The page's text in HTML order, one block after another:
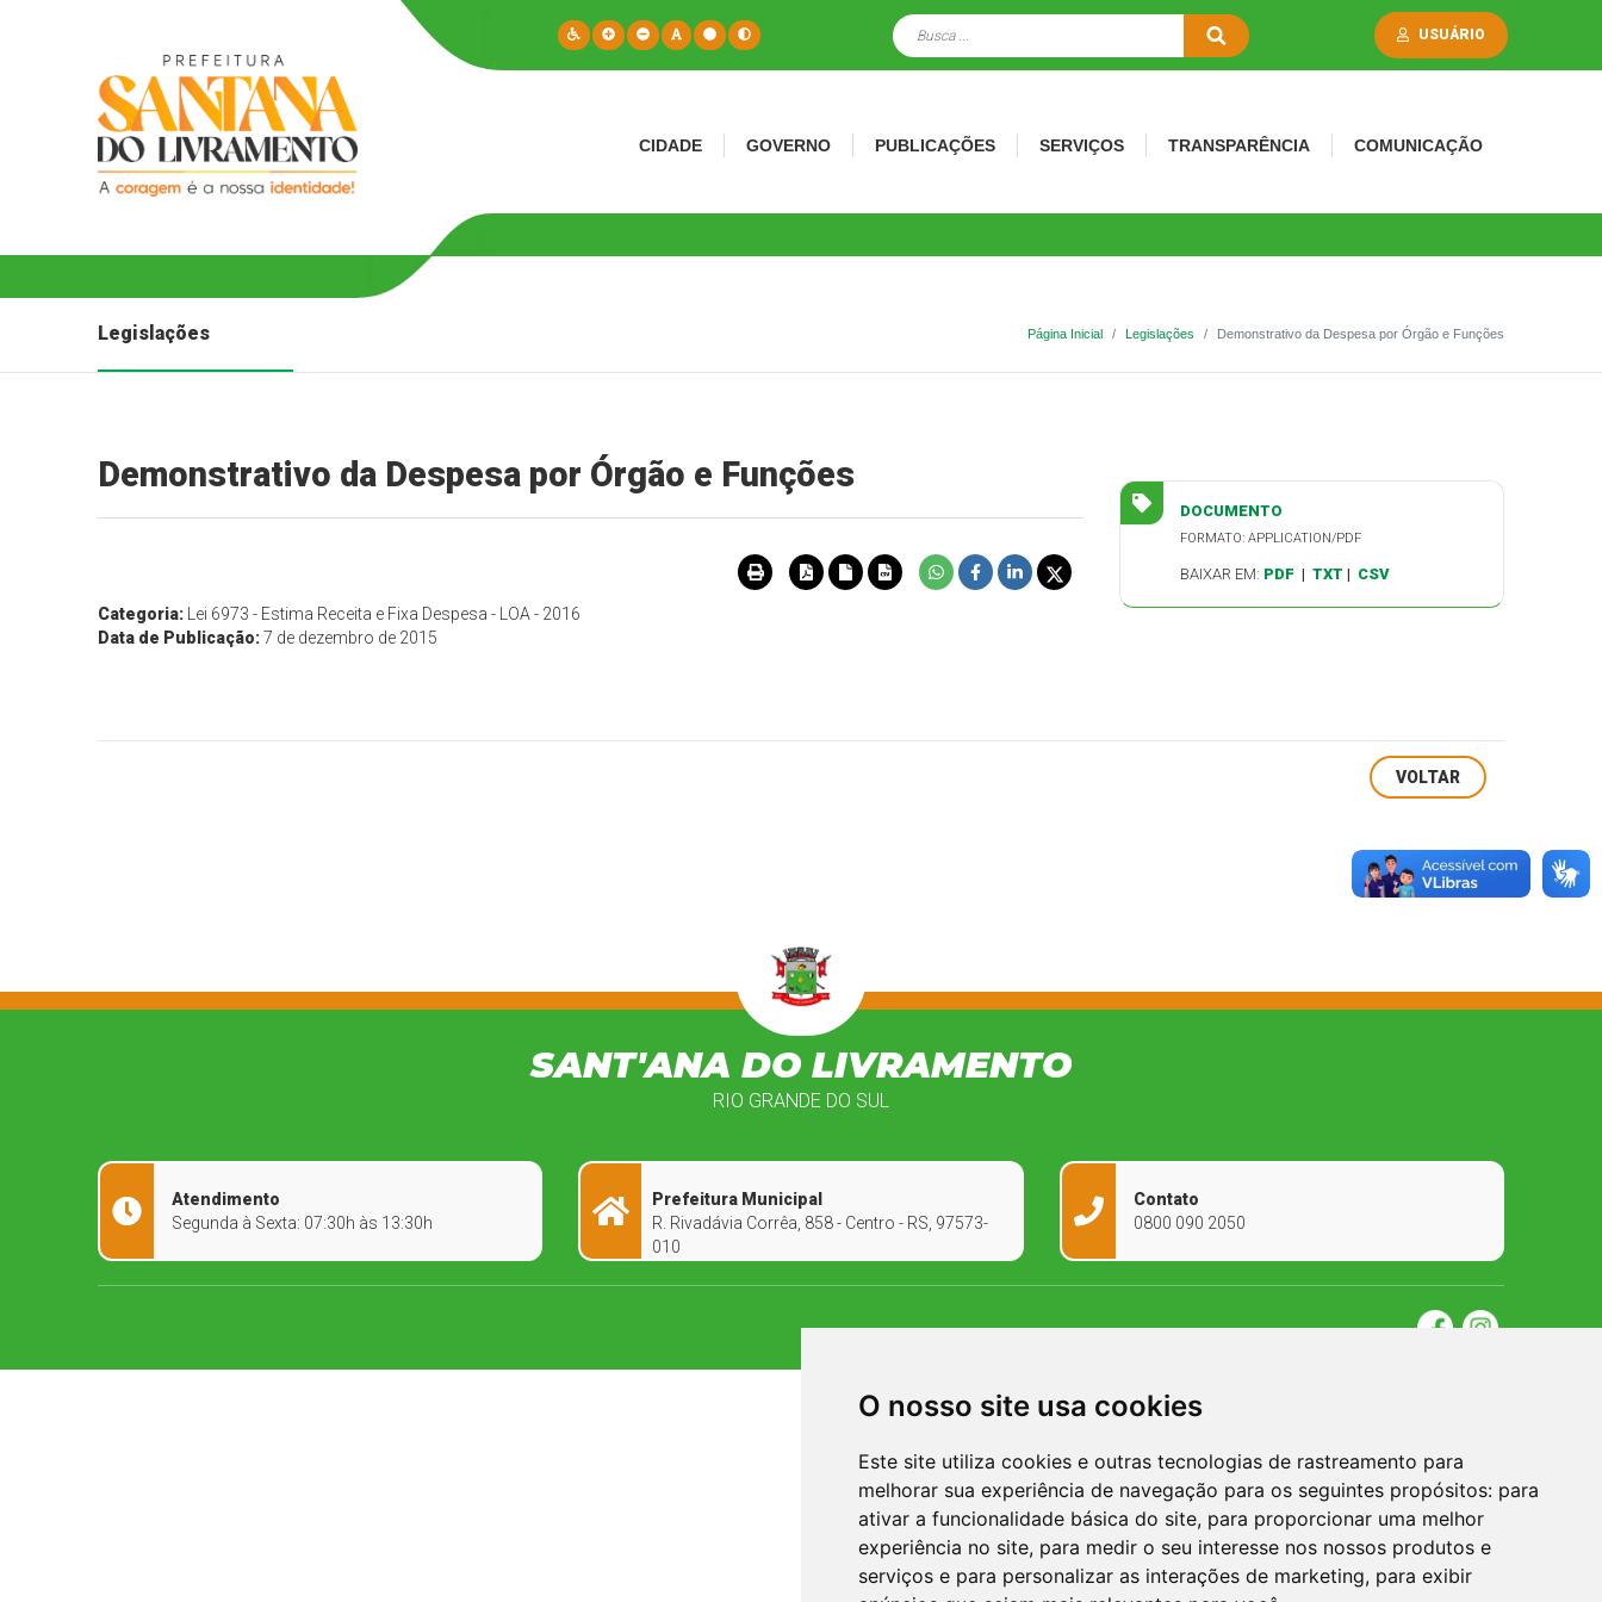
O nosso site usa cookies
Este site utiliza cookies e outras tecnologias de rastreamento para
melhorar sua experiência de navegação para os seguintes propósitos: para
ativar a funcionalidade básica do site, para proporcionar uma melhor
experiência no site, para medir o seu interesse nos nossos produtos e
serviços e para personalizar as interações de marketing, para exibir
USUÁRIO
CIDADE GOVERNO PUBLICAÇÕES SERVIÇOS TRANSPARÊNCIA COMUNICAÇÃO
Legislações Página Inicial Legislações Demonstrativo da Despesa por Órgão e Funções
Demonstrativo da Despesa por Órgão e Funções
Categoria: Lei 6973 - Estima Receita e Fixa Despesa - LOA - 2016
Data de Publicação:7 de dezembro de 2015
DOCUMENTO
FORMATO: APPLICATION/PDF
BAIXAR EM: PDF | TXT | CSV
VOLTAR
SANT'ANA DO LIVRAMENTO
RIO GRANDE DO SUL
Atendimento
Segunda à Sexta: 07:30h às 13:30h
Prefeitura Municipal
R. Rivadávia Corrêa, 858 - Centro - RS, 97573-
010
Contato
0800 090 2050